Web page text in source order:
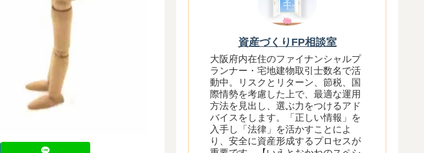
資産づくりFP相談室
大阪府内在住のファイナンシャルプ
ランナー・宅地建物取引士数名で活
動中。リスクとリターン、節税、国
際情勢を考慮した上で、最適な運用
方法を見出し、選ぶ力をつけるアド
バイスをします。「正しい情報」を
入手し「法律」を活かすことによ
り、安全に資産形成するプロセスが